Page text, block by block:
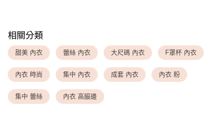
每筆NT$80，滿NT$1,500(含以上)免運費
<無合作配送請勿選取>萊爾富取貨付款
<無合作配送請勿選取>付款後萊爾富取貨
每筆NT$9,999
相關分類
甜美 內衣 蕾絲 內衣 大尺碼 內衣 F罩杯 內衣
內衣 時尚 集中 內衣 成套 內衣 內衣 粉
集中 蕾絲 內衣 高脇邊